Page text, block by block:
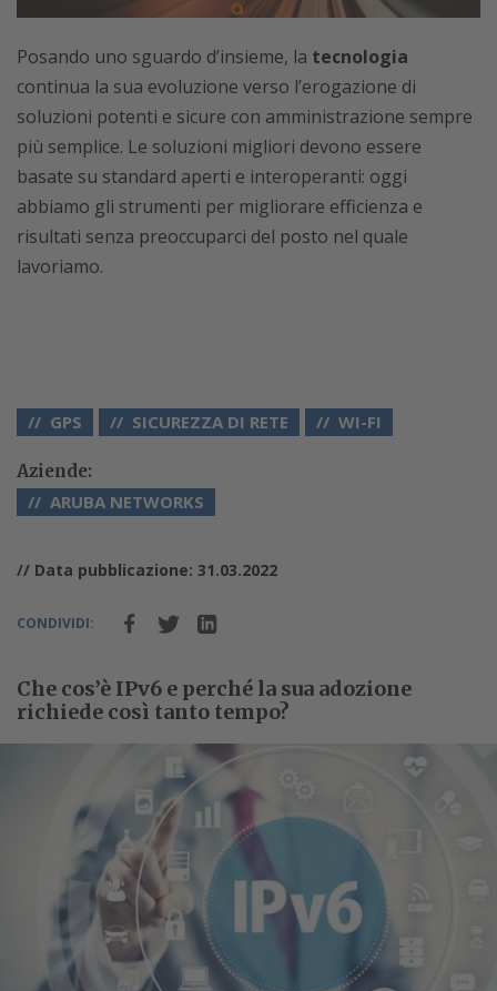
Posando uno sguardo d’insieme, la tecnologia
continua la sua evoluzione verso l’erogazione di
soluzioni potenti e sicure con amministrazione sempre
più semplice. Le soluzioni migliori devono essere
basate su standard aperti e interoperanti: oggi
abbiamo gli strumenti per migliorare efficienza e
risultati senza preoccuparci del posto nel quale
lavoriamo.
GPS SICUREZZA DI RETE WI-FI
Aziende:
ARUBA NETWORKS
// Data pubblicazione: 31.03.2022
CONDIVIDI:
Che cos’è IPv6 e perché la sua adozione
richiede così tanto tempo?